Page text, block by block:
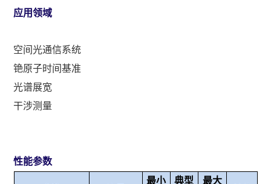
应用领域
空间光通信系统
铯原子时间基准
光谱展宽
干涉测量
性能参数
最小
典型
最大